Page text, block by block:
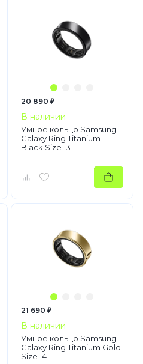
20 890 ₽
В наличии
Умное кольцо Samsung
Galaxy Ring Titanium
Black Size 13
21 690 ₽
В наличии
Умное кольцо Samsung
Galaxy Ring Titanium Gold
Size 14